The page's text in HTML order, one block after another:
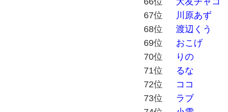
67位
川原あず
68位
渡辺くう
69位
おこげ
70位
りの
71位
るな
72位
ココ
73位
ラブ